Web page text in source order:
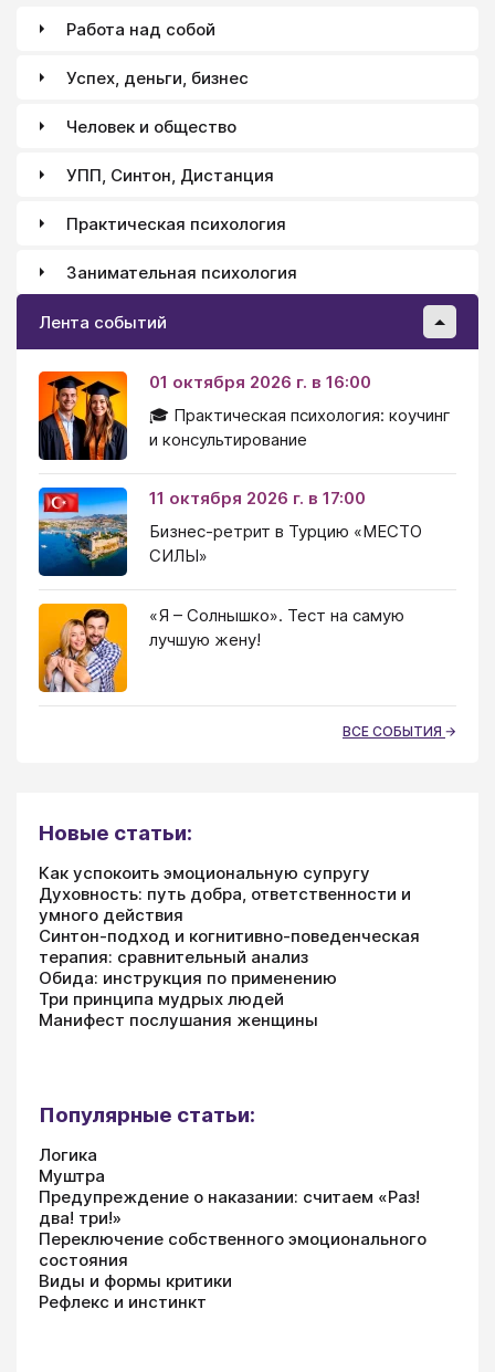
Работа над собой
Успех, деньги, бизнес
Человек и общество
УПП, Синтон, Дистанция
Практическая психология
Занимательная психология
Лента событий
01 октября 2026 г. в 16:00
🎓 Практическая психология: коучинг
и консультирование
11 октября 2026 г. в 17:00
Бизнес-ретрит в Турцию «МЕСТО
СИЛЫ»
«Я – Солнышко». Тест на самую
лучшую жену!
ВСЕ СОБЫТИЯ
Новые статьи:
Как успокоить эмоциональную супругу
Духовность: путь добра, ответственности и
умного действия
Синтон-подход и когнитивно-поведенческая
терапия: сравнительный анализ
Обида: инструкция по применению
Три принципа мудрых людей
Манифест послушания женщины
Популярные статьи:
Логика
Муштра
Предупреждение о наказании: считаем «Раз!
два! три!»
Переключение собственного эмоционального
состояния
Виды и формы критики
Рефлекс и инстинкт